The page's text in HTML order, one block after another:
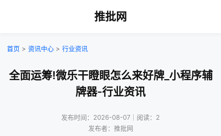
推批网
首页 > 资讯中心 > 行业资讯
全面运筹!微乐干瞪眼怎么来好牌_小程序辅
牌器-行业资讯
发布时间：2026-08-07｜阅读：2
发布者：推批网